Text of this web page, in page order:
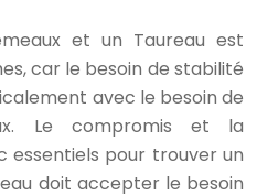
et un Taureau est
car le besoin de stabilité
avec le besoin de
Le compromis et la
essentiels pour trouver un
doit accepter le besoin